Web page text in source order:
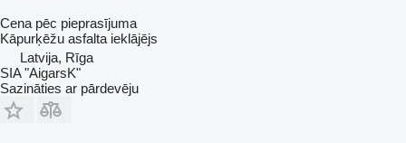
Cena pēc pieprasījuma
Kāpurķēžu asfalta ieklājējs
Latvija, Rīga
SIA "AigarsK"
Sazināties ar pārdevēju